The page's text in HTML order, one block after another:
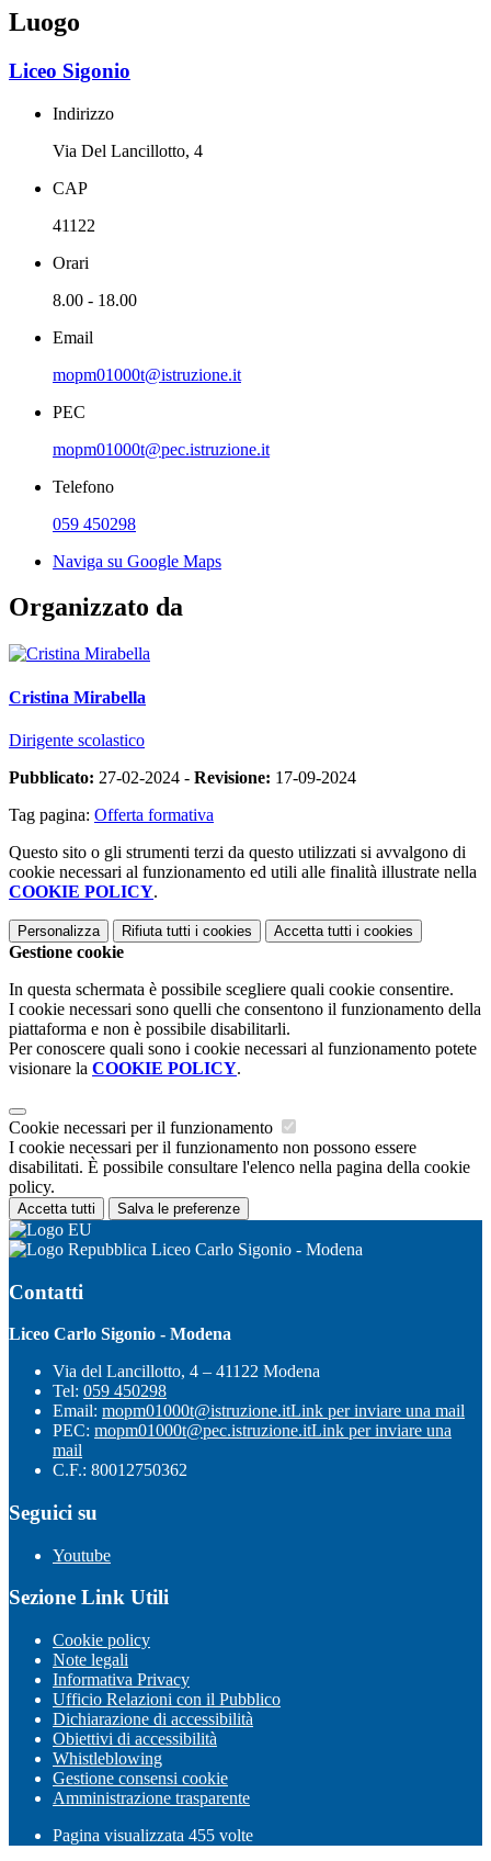
Luogo
Liceo Sigonio
Indirizzo
Via Del Lancillotto, 4
CAP
41122
Orari
8.00 - 18.00
Email
mopm01000t@istruzione.it
PEC
mopm01000t@pec.istruzione.it
Telefono
059 450298
Naviga su Google Maps
Organizzato da
Cristina Mirabella
Dirigente scolastico
Pubblicato: 27-02-2024 - Revisione: 17-09-2024
Tag pagina: Offerta formativa
Questo sito o gli strumenti terzi da questo utilizzati si avvalgono di
cookie necessari al funzionamento ed utili alle finalità illustrate nella
COOKIE POLICY.
Personalizza Rifiuta tutti i cookies Accetta tutti i cookies
Gestione cookie
In questa schermata è possibile scegliere quali cookie consentire.
I cookie necessari sono quelli che consentono il funzionamento della
piattaforma e non è possibile disabilitarli.
Per conoscere quali sono i cookie necessari al funzionamento potete
visionare la COOKIE POLICY.
Cookie necessari per il funzionamento
I cookie necessari per il funzionamento non possono essere
disabilitati. È possibile consultare l'elenco nella pagina della cookie
policy.
Accetta tutti Salva le preferenze
Liceo Carlo Sigonio - Modena
Contatti
Liceo Carlo Sigonio - Modena
Via del Lancillotto, 4 – 41122 Modena
Tel: 059 450298
Email: mopm01000t@istruzione.itLink per inviare una mail
PEC: mopm01000t@pec.istruzione.itLink per inviare una
mail
C.F.: 80012750362
Seguici su
Youtube
Sezione Link Utili
Cookie policy
Note legali
Informativa Privacy
Ufficio Relazioni con il Pubblico
Dichiarazione di accessibilità
Obiettivi di accessibilità
Whistleblowing
Gestione consensi cookie
Amministrazione trasparente
Pagina visualizzata 455 volte